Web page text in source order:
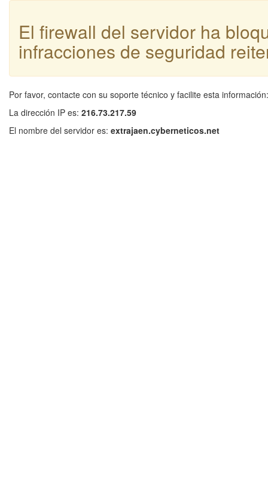
El firewall del servidor ha
infracciones de seguridad
Por favor, contacte con su soporte técnico y facilite esta información:
La dirección IP es: 216.73.217.59
El nombre del servidor es: extrajaen.cyberneticos.net